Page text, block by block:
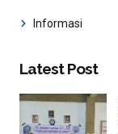
Informasi
Latest Post